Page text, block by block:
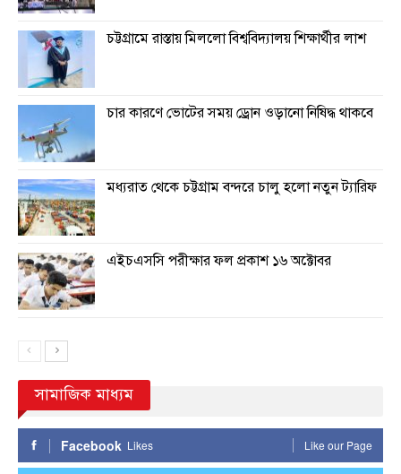
চট্টগ্রামে রাস্তায় মিললো বিশ্ববিদ্যালয় শিক্ষার্থীর লাশ
চার কারণে ভোটের সময় ড্রোন ওড়ানো নিষিদ্ধ থাকবে
মধ্যরাত থেকে চট্টগ্রাম বন্দরে চালু হলো নতুন ট্যারিফ
এইচএসসি পরীক্ষার ফল প্রকাশ ১৬ অক্টোবর
সামাজিক মাধ্যম
Facebook Likes Like our Page